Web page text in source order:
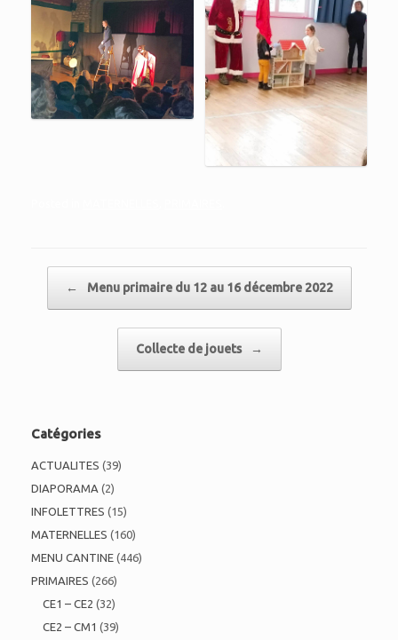
← Menu primaire du 12 au 16 décembre 2022
Collecte de jouets →
Catégories
ACTUALITES (39)
DIAPORAMA (2)
INFOLETTRES (15)
MATERNELLES (160)
MENU CANTINE (446)
PRIMAIRES (266)
CE1 – CE2 (32)
CE2 – CM1 (39)